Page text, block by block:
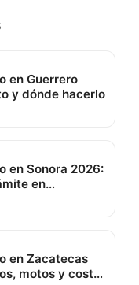
en Guerrero
y dónde hacerlo
en Sonora 2026:
en
en Zacatecas
motos y costo